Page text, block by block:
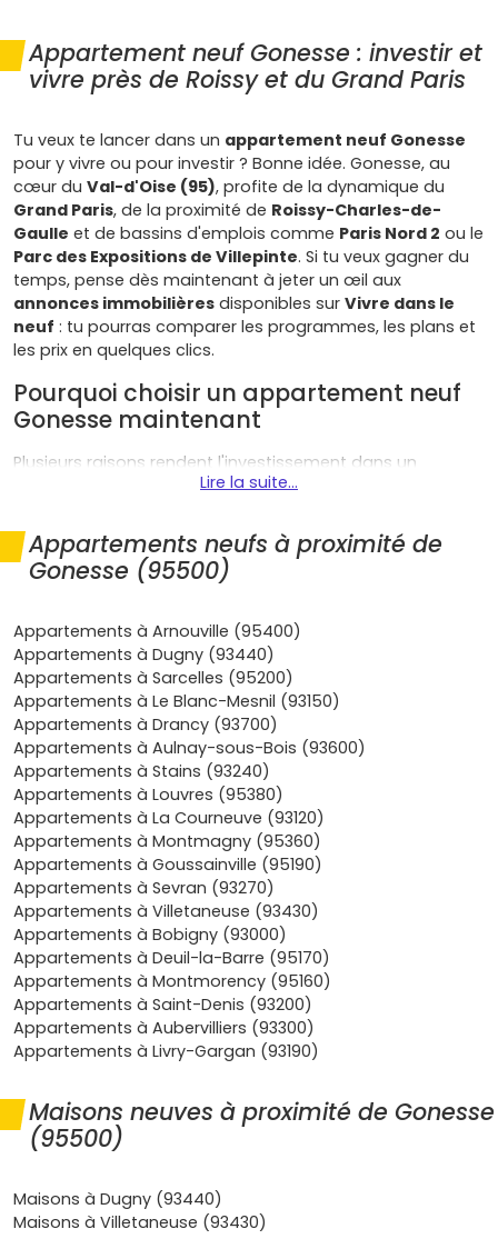
Appartement neuf Gonesse : investir et
vivre près de Roissy et du Grand Paris
Tu veux te lancer dans un appartement neuf Gonesse
pour y vivre ou pour investir ? Bonne idée. Gonesse, au
cœur du Val-d'Oise (95), profite de la dynamique du
Grand Paris, de la proximité de Roissy-Charles-de-
Gaulle et de bassins d'emplois comme Paris Nord 2 ou le
Parc des Expositions de Villepinte. Si tu veux gagner du
temps, pense dès maintenant à jeter un œil aux
annonces immobilières disponibles sur Vivre dans le
neuf : tu pourras comparer les programmes, les plans et
les prix en quelques clics.
Pourquoi choisir un appartement neuf
Gonesse maintenant
Plusieurs raisons rendent l'investissement dans un
appartement neuf à Gonesseparticulièrement
Localisation stratégique: Gonesse est à la croisée
desA1,A3 etN2, entre
station Triangle de Gonesse) renforcent
l'attractivité à moyen terme.
Demande locative solide: les emplois liés à
l'aéroport CDG, à lalogistiqueet aux
professionnelscréent une clientèle régulière
(salariés en mobilité, jeunes actifs). Résultat : un
rendement locatif compétitif sur les petites et
moyennes surfaces.
Cadre de vie en amélioration: réaménagements
d'espaces publics, équipements sportifs et culturels,
et accès rapide aux grands pôles commerciaux et
d'activités. Tu combines proximité de Paris et budget
maîtrisé.
Atouts du neuf: normesRE 2020
performances énergétiques,frais de notaire
réduits (2–3 %), garanties constructeur. Idéal pour
un projetclé en main avec peu de charges au
démarrage.
Quels types d'appartements neufs à
Sur le marché des appartements neufs à Gonesse
trouveras des offres adaptées à chaque profil. Les
des extérieurs (balcon, terrasse) et des parkings, un vrai
plus près des axes routiers.
Lire la suite...
Appartements neufs à proximité de
Gonesse (95500)
Appartements à Arnouville (95400)
Appartements à Dugny (93440)
Appartements à Sarcelles (95200)
Appartements à Le Blanc-Mesnil (93150)
Appartements à Drancy (93700)
Appartements à Aulnay-sous-Bois (93600)
Appartements à Stains (93240)
Appartements à Louvres (95380)
Appartements à La Courneuve (93120)
Appartements à Montmagny (95360)
Appartements à Goussainville (95190)
Appartements à Sevran (93270)
Appartements à Villetaneuse (93430)
Appartements à Bobigny (93000)
Appartements à Deuil-la-Barre (95170)
Appartements à Montmorency (95160)
Appartements à Saint-Denis (93200)
Appartements à Aubervilliers (93300)
Appartements à Livry-Gargan (93190)
Maisons neuves à proximité de Gonesse
(95500)
Maisons à Dugny (93440)
Maisons à Villetaneuse (93430)